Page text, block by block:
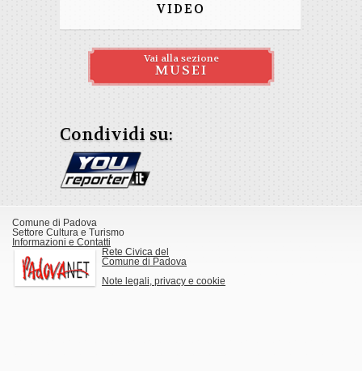
VIDEO
Vai alla sezione
MUSEI
Condividi su:
Comune di Padova
Settore Cultura e Turismo
Informazioni e Contatti
Rete Civica del
Comune di Padova
Note legali, privacy e cookie